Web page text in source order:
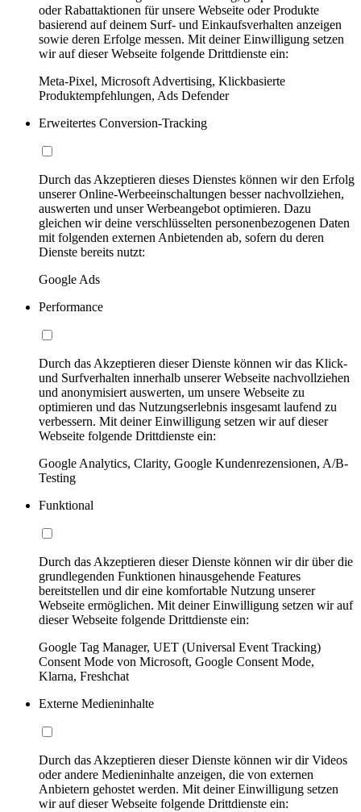
oder Rabattaktionen für unsere Webseite oder Produkte
basierend auf deinem Surf- und Einkaufsverhalten anzeigen
sowie deren Erfolge messen. Mit deiner Einwilligung setzen
wir auf dieser Webseite folgende Drittdienste ein:
Meta-Pixel, Microsoft Advertising, Klickbasierte
Produktempfehlungen, Ads Defender
Erweitertes Conversion-Tracking
Durch das Akzeptieren dieses Dienstes können wir den Erfolg
unserer Online-Werbeeinschaltungen besser nachvollziehen,
auswerten und unser Werbeangebot optimieren. Dazu
gleichen wir deine verschlüsselten personenbezogenen Daten
mit folgenden externen Anbietenden ab, sofern du deren
Dienste bereits nutzt:
Google Ads
Performance
Durch das Akzeptieren dieser Dienste können wir das Klick-
und Surfverhalten innerhalb unserer Webseite nachvollziehen
und anonymisiert auswerten, um unsere Webseite zu
optimieren und das Nutzungserlebnis insgesamt laufend zu
verbessern. Mit deiner Einwilligung setzen wir auf dieser
Webseite folgende Drittdienste ein:
Google Analytics, Clarity, Google Kundenrezensionen, A/B-
Testing
Funktional
Durch das Akzeptieren dieser Dienste können wir dir über die
grundlegenden Funktionen hinausgehende Features
bereitstellen und dir eine komfortable Nutzung unserer
Webseite ermöglichen. Mit deiner Einwilligung setzen wir auf
dieser Webseite folgende Drittdienste ein:
Google Tag Manager, UET (Universal Event Tracking)
Consent Mode von Microsoft, Google Consent Mode,
Klarna, Freshchat
Externe Medieninhalte
Durch das Akzeptieren dieser Dienste können wir dir Videos
oder andere Medieninhalte anzeigen, die von externen
Anbietern gehostet werden. Mit deiner Einwilligung setzen
wir auf dieser Webseite folgende Drittdienste ein: